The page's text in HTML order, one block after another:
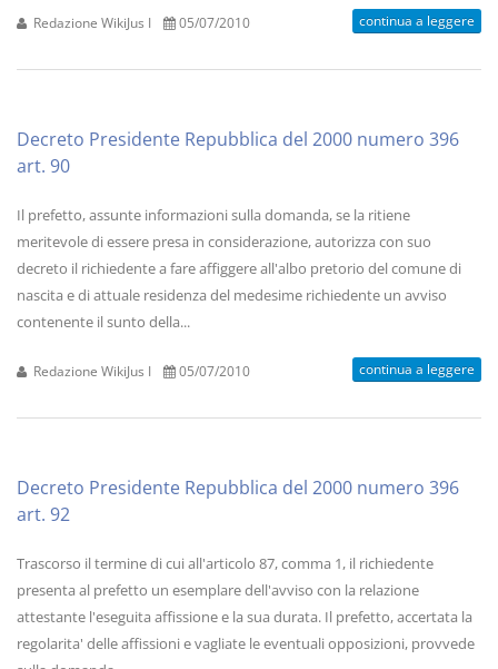
Redazione WikiJus I 05/07/2010 continua a leggere
Decreto Presidente Repubblica del 2000 numero 396
art. 90
Il prefetto, assunte informazioni sulla domanda, se la ritiene
meritevole di essere presa in considerazione, autorizza con suo
decreto il richiedente a fare affiggere all'albo pretorio del comune di
nascita e di attuale residenza del medesime richiedente un avviso
contenente il sunto della...
Redazione WikiJus I 05/07/2010 continua a leggere
Decreto Presidente Repubblica del 2000 numero 396
art. 92
Trascorso il termine di cui all'articolo 87, comma 1, il richiedente
presenta al prefetto un esemplare dell'avviso con la relazione
attestante l'eseguita affissione e la sua durata. Il prefetto, accertata la
regolarita' delle affissioni e vagliate le eventuali opposizioni, provvede